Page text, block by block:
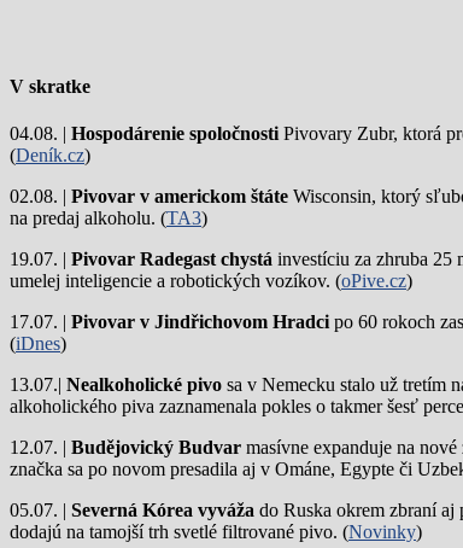
V skratke
04.08. | Hospodárenie spoločnosti Pivovary Zubr, ktorá
(Deník.cz)
02.08. | Pivovar v americkom štáte Wisconsin, ktorý
na predaj alkoholu. (TA3)
19.07. | Pivovar Radegast chystá investíciu za zhruba 25
umelej inteligencie a robotických vozíkov. (oPive.cz)
17.07. | Pivovar v Jindřichovom Hradci po 60 rokoch
(iDnes)
13.07.| Nealkoholické pivo sa v Nemecku stalo už tretím
alkoholického piva zaznamenala pokles o takmer šesť
12.07. | Budějovický Budvar masívne expanduje na
značka sa po novom presadila aj v Ománe, Egypte či
05.07. | Severná Kórea vyváža do Ruska okrem zbraní aj
dodajú na tamojší trh svetlé filtrované pivo. (Novinky)